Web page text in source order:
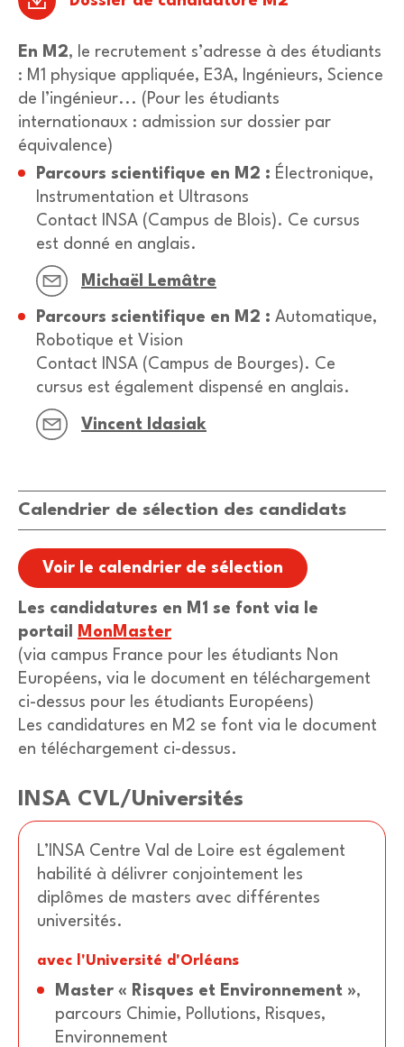
En M2, le recrutement s’adresse à des étudiants
: M1 physique appliquée, E3A, Ingénieurs, Science
de l’ingénieur... (Pour les étudiants
internationaux : admission sur dossier par
équivalence)
Parcours scientifique en M2 : Électronique,
Instrumentation et Ultrasons
Contact INSA (Campus de Blois). Ce cursus
est donné en anglais.
Michaël Lemâtre
Parcours scientifique en M2 : Automatique,
Robotique et Vision
Contact INSA (Campus de Bourges). Ce
cursus est également dispensé en anglais.
Vincent Idasiak
Calendrier de sélection des candidats
Voir le calendrier de sélection
Les candidatures en M1 se font via le
portail
MonMaster
(via campus France pour les étudiants Non
Européens, via le document en téléchargement
ci-dessus pour les étudiants Européens)
Les candidatures en M2 se font via le document
en téléchargement ci-dessus.
INSA CVL/Universités
L’INSA Centre Val de Loire est également
habilité à délivrer conjointement les
diplômes de masters avec différentes
universités.
avec l'Université d'Orléans
Master « Risques et Environnement »,
parcours Chimie, Pollutions, Risques,
Environnement